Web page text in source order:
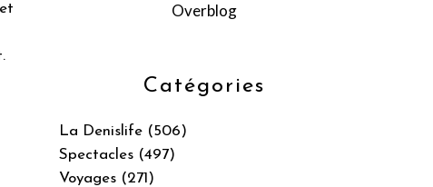
Catégories
La Denislife (506)
Spectacles (497)
Voyages (271)
Overblog